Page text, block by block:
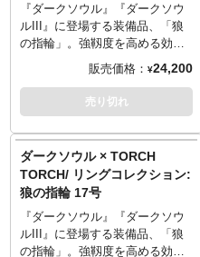
うな仕上がりとなりました。繊
細さや美しさだけでなく重厚感
もあわせ持ち、男女を問わずお
術とこだわりをつぎ込んだ自信
作を、ぜひお手にとってご堪能
的に荒い仕上げや傷を施してお
ります。
※ハンドメイドで作られている
ため、ひとつひとつの色合いや
表情が微妙に異なります。
──────────────────
枠とアームはシルバー925製、ア
ーム横の花冠の意匠は別パーツ
の真鍮製となり、シリーズ最多
花びらの石枠は一枚ずつの尖り
や丸み、重なり合い、微妙な歪
みに至るまで、ゲーム中のイラ
ディテールや構造のみでなく、
古びた質感に至るまでを徹底的
に追究することで、ダークソウ
ルの世界から届けられたかのよ
うな仕上がりとなりました。繊
細さや美しさだけでなく重厚感
もあわせ持ち、男女を問わずお
た。しかし長きにわたる開発期
間を経て、遂に完全再現を実
現。TORCH TORCHの「リング
コレクション」シリーズの真打
とも呼ぶべきアイテムが、満を
持しての登場となります。
指輪の象徴である緑色の宝石は
ずつ磨り出した特注品です。32
枚の花びらと中央のローズカッ
トの、計33個を贅沢に使用。石
枠とアームはシルバー925製、ア
ーム横の花冠の意匠は別パーツ
の真鍮製となり、シリーズ最多
『ダークソウル』『ダークソウ
ルIII』に登場する装備品、「狼
の指輪」。強靱度を高める効果
を持つこの指輪は、プレイヤー
人気が特に高いキャラクター・
騎士アルトリウスに由来がある
ことでも知られ、攻略の実用性
とストーリー性の両面から多く
のプレイヤーに親しまれていま
す。
グウィン王に仕えた四騎士の一
人であり、「深淵歩き」の異名
を持つアルトリウス。その伝説
とともに在った指輪を、ゲーム
の世界そのままの再現度でお届
販売価格： ¥24,200
売り切れ
ダークソウル × TORCH
TORCH/ リングコレクション:
狼の指輪 17号
『ダークソウル』『ダークソウ
ルIII』に登場する装備品、「狼
の指輪」。強靱度を高める効果